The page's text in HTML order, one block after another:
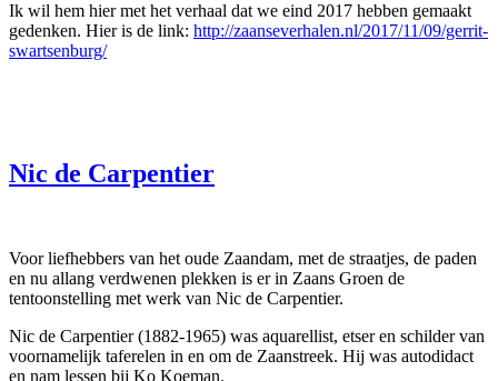
Ik wil hem hier met het verhaal dat we eind 2017 hebben gemaakt
gedenken. Hier is de link: http://zaanseverhalen.nl/2017/11/09/gerrit-
swartsenburg/
Nic de Carpentier
Voor liefhebbers van het oude Zaandam, met de straatjes, de paden
en nu allang verdwenen plekken is er in Zaans Groen de
tentoonstelling met werk van Nic de Carpentier.
Nic de Carpentier (1882-1965) was aquarellist, etser en schilder van
voornamelijk taferelen in en om de Zaanstreek. Hij was autodidact
en nam lessen bij Ko Koeman.